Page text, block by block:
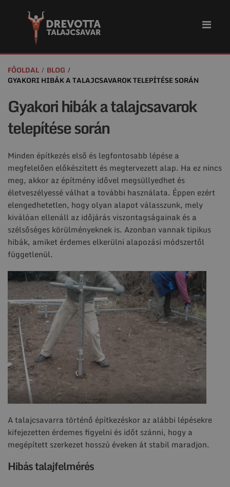
FŐOLDAL
BLOG
GYAKORI HIBÁK A TALAJCSAVAROK TELEPÍTÉSE SORÁN
Gyakori hibák a talajcsavarok
telepítése során
Minden építkezés első és legfontosabb lépése a
megfelelően előkészített és megtervezett alap. Ha ez nincs
meg, akkor az építmény idővel megsüllyedhet és
életveszélyessé válhat a további használata. Éppen ezért
elengedhetetlen, hogy olyan alapot válasszunk, mely
kiválóan ellenáll az időjárás viszontagságainak és a
szélsőséges körülményeknek is. Azonban vannak tipikus
hibák, amiket érdemes elkerülni alapozási módszertől
függetlenül.
A talajcsavarra történő építkezéskor az alábbi lépésekre
kifejezetten érdemes figyelni és időt szánni, hogy a
megépített szerkezet hosszú éveken át stabil maradjon.
Hibás talajfelmérés